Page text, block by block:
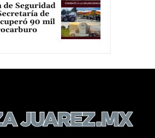
de Seguridad
de
90 mil